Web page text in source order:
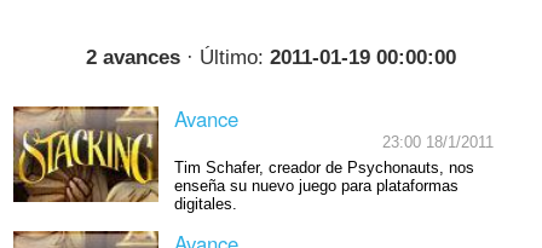
2 avances · Último: 2011-01-19 00:00:00
Avance
23:00 18/1/2011
Tim Schafer, creador de Psychonauts, nos
enseña su nuevo juego para plataformas
digitales.